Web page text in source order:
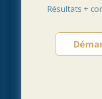
Résultats +